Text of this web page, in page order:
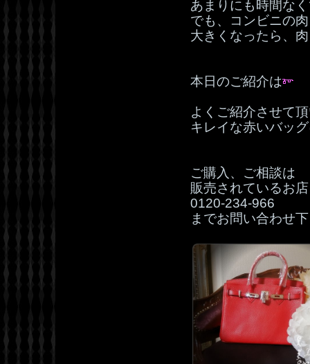
あまりにも時間な
でも、コンビニの
大きくなったら、
本日のご紹介は
よくご紹介させて
キレイな赤いバッ
ご購入、ご相談は
販売されているお店
0120‐234‐966
までお問い合わせ